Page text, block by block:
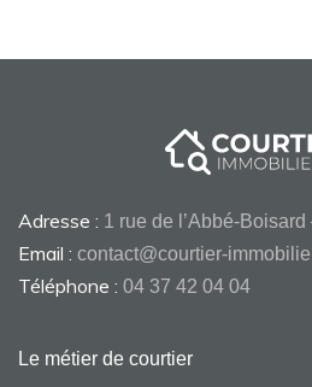
Adresse : 1 rue de l’Abbé-
Email : contact@courtier-
Téléphone : 04 37 42 04 04
Le métier de courtier